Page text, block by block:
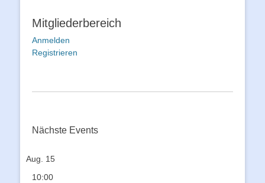
Mitgliederbereich
Anmelden
Registrieren
Nächste Events
Aug. 15
10:00